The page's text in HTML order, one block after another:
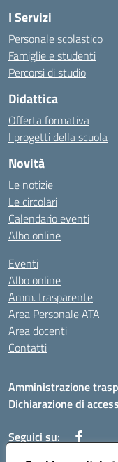
I Servizi
Personale scolastico
Famiglie e studenti
Percorsi di studio
Didattica
Offerta formativa
I progetti della scuola
Novità
Le notizie
Le circolari
Calendario eventi
Albo online
Eventi
Albo online
Amm. trasparente
Area Personale ATA
Area docenti
Contatti
Amministrazione
Dichiarazione di
Seguici su: